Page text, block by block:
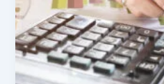
Juros
de
Empréstimos:
Um
Guia